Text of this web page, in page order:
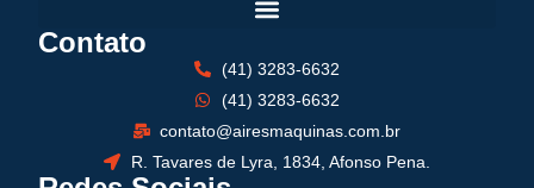
Contato
(41) 3283-6632
(41) 3283-6632
contato@airesmaquinas.com.br
R. Tavares de Lyra, 1834, Afonso Pena.